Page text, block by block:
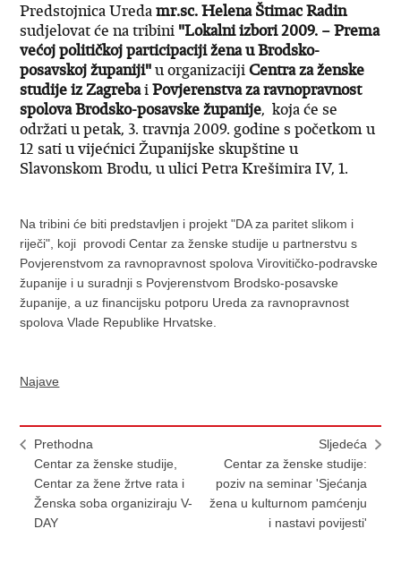
Predstojnica Uredamr.sc. Helena Štimac Radin
sudjelovat će na tribini "Lokalni izbori 2009. – Prema
većoj političkoj participaciji žena u Brodsko-
posavskoj županiji"u organizacijiCentra za ženske
studije iz ZagrebaiPovjerenstva za ravnopravnost
spolova Brodsko-posavske županije, koja će se
održati u petak, 3. travnja 2009. godine s početkom u
12 sati u vijećnici Županijske skupštine u
Slavonskom Brodu, u ulici Petra Krešimira IV, 1.
Na tribini će biti predstavljen i projekt "DA za paritet slikom i
riječi", koji provodi Centar za ženske studije u partnerstvu s
Povjerenstvom za ravnopravnost spolova Virovitičko-podravske
županije i u suradnji s Povjerenstvom Brodsko-posavske
županije, a uz financijsku potporu Ureda za ravnopravnost
spolova Vlade Republike Hrvatske.
Najave
Prethodna
Centar za ženske studije,
Centar za žene žrtve rata i
Ženska soba organiziraju V-
DAY
Sljedeća
Centar za ženske studije:
poziv na seminar 'Sjećanja
žena u kulturnom pamćenju
i nastavi povijesti'